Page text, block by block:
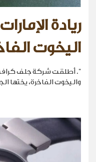
ريادة
اليخوت
". أطلقت شركة جلف
واليخوت الفاخرة، يختها